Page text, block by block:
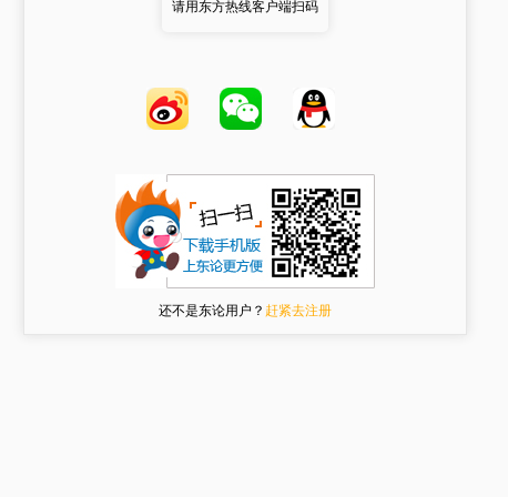
请用东方热线客户端扫码
还不是东论用户？ 赶紧去注册